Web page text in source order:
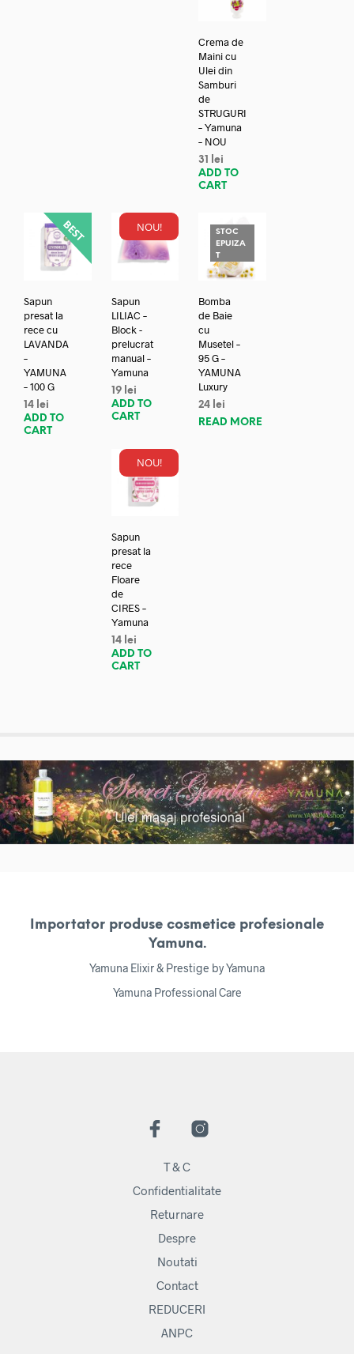
Crema de
Maini cu
Ulei din
Samburi
de
STRUGURI
– Yamuna
– NOU
31
lei
ADD TO
CART
Sapun
presat la
rece cu
LAVANDA
–
YAMUNA
– 100 G
14 lei
ADD TO
CART
NOU!
Sapun
LILIAC –
Block -
prelucrat
manual –
Yamuna
19 lei
ADD TO
CART
STOC
EPUIZA
T
Bomba
de Baie
cu
Musetel –
95 G –
YAMUNA
Luxury
24 lei
READ MORE
NOU!
Sapun
presat la
rece
Floare
de
CIRES –
Yamuna
14 lei
ADD TO
CART
Importator produse cosmetice profesionale
Yamuna.
Yamuna Elixir & Prestige by Yamuna
Yamuna Professional Care
T & C
Confidentialitate
Returnare
Despre
Noutati
Contact
REDUCERI
ANPC